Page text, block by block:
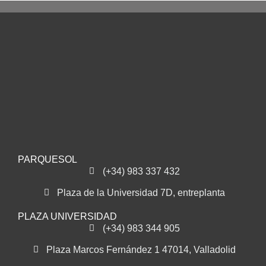
PARQUESOL
(+34) 983 337 432
Plaza de la Universidad 7D, entreplanta
PLAZA UNIVERSIDAD
(+34) 983 344 905
Plaza Marcos Fernández 1 47014, Valladolid